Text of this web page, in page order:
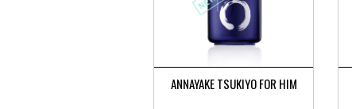
ANNAYAKE TSUKIYO FOR HIM